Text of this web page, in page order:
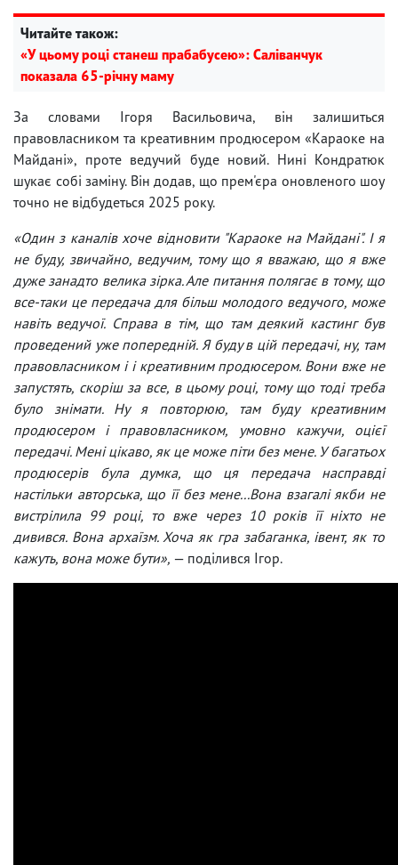
Читайте також:
«У цьому році станеш прабабусею»: Саліванчук
показала 65-річну маму
За словами Ігоря Васильовича, він залишиться
правовласником та креативним продюсером «Караоке на
Майдані», проте ведучий буде новий. Нині Кондратюк
шукає собі заміну. Він додав, що прем'єра оновленого шоу
точно не відбудеться 2025 року.
«Один з каналів хоче відновити "Караоке на Майдані". І я
не буду, звичайно, ведучим, тому що я вважаю, що я вже
дуже занадто велика зірка. Але питання полягає в тому, що
все-таки це передача для більш молодого ведучого, може
навіть ведучої. Справа в тім, що там деякий кастинг був
проведений уже попередній. Я буду в цій передачі, ну, там
правовласником і і креативним продюсером. Вони вже не
запустять, скоріш за все, в цьому році, тому що тоді треба
було знімати. Ну я повторюю, там буду креативним
продюсером і правовласником, умовно кажучи, оцієї
передачі. Мені цікаво, як це може піти без мене. У багатьох
продюсерів була думка, що ця передача насправді
настільки авторська, що її без мене...Вона взагалі якби не
вистрілила 99 році, то вже через 10 років її ніхто не
дивився. Вона архаїзм. Хоча як гра забаганка, івент, як то
кажуть, вона може бути», — поділився Ігор.